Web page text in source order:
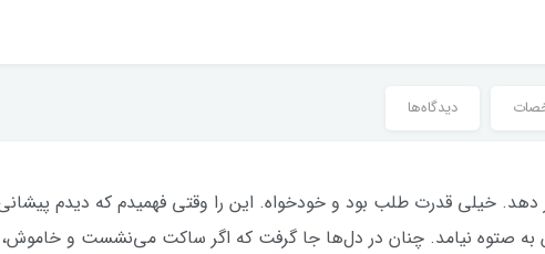
دیدگاه‌ها
دهد. خیلی قدرت طلب بود و خودخواه. این را وقتی فهمیدم که دیدم
صتوه نیامد. چنان در دل‌ها جا گرفت که اگر ساکت می‌نشست و